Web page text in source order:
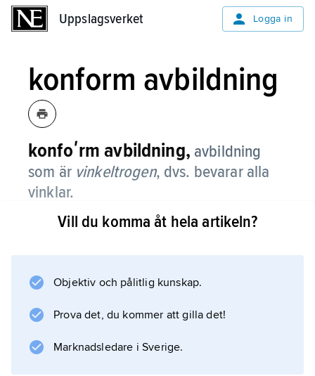
Uppslagsverket Logga in
konform avbildning
konfoʹrm avbildning, avbildning
som är vinkeltrogen, dvs. bevarar alla
vinklar.
I fler dimensioner än två finns få sådana
sammansättningar är konforma.
Information om artikeln
Vill du komma åt hela artikeln?
Objektiv och pålitlig kunskap.
Prova det, du kommer att gilla det!
Marknadsledare i Sverige.